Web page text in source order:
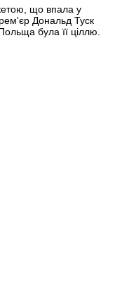
що впала у
Дональд Туск
була її ціллю.